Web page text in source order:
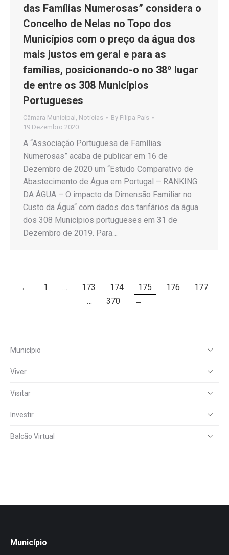
das Famílias Numerosas” considera o
Concelho de Nelas no Topo dos
Municípios com o preço da água dos
mais justos em geral e para as
famílias, posicionando-o no 38º lugar
de entre os 308 Municípios
Portugueses
Câmara Municipal , Notícias By Filipa Pais
19 Dezembro 2020
A “Associação Portuguesa de Famílias
Numerosas” acaba de publicar em 16 de
Dezembro de 2020 um “Estudo Comparativo de
Abastecimento de Água em Portugal – RANKING
DA ÁGUA – O impacto da Dimensão Familiar no
Custo da Água“ com dados dos tarifários da água
dos 308 Municípios portugueses em 31 de
Dezembro de 2019. Para…
← 1 … 173 174 175 176
177
…
370 →
Município
Viver
Visitar
Investir
Balcão Virtual
Município